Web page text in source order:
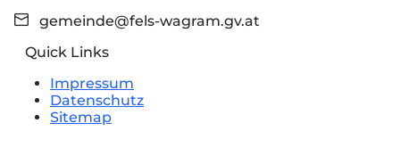
gemeinde@fels-wagram.gv.at
Quick Links
Impressum
Datenschutz
Sitemap